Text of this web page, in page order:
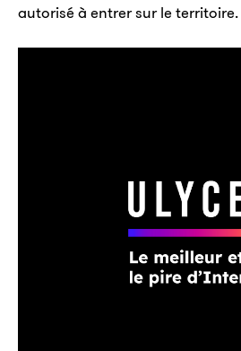
autorisé à entrer sur le territoire.